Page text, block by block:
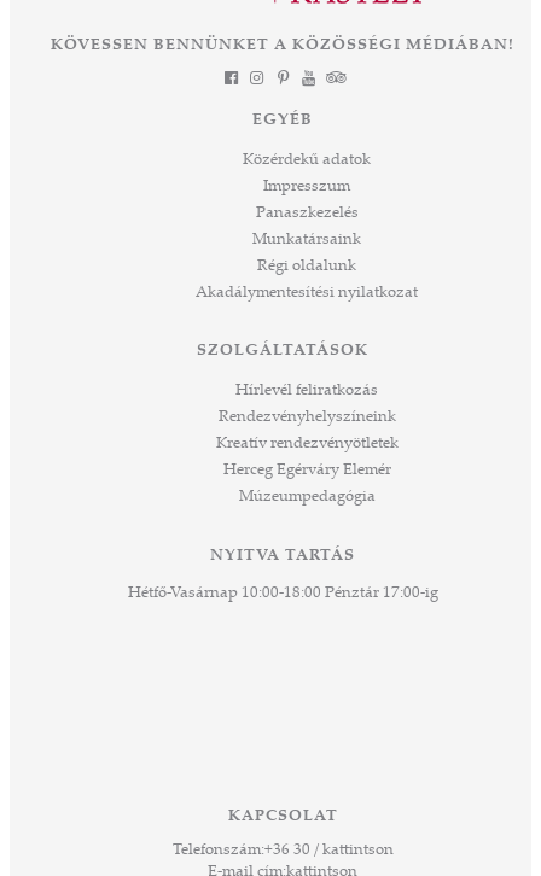
KÖVESSEN BENNÜNKET A KÖZÖSSÉGI MÉDIÁBAN!
EGYÉB
Közérdekű adatok
Impresszum
Panaszkezelés
Munkatársaink
Régi oldalunk
Akadálymentesítési nyilatkozat
SZOLGÁLTATÁSOK
Hírlevél feliratkozás
Rendezvényhelyszíneink
Kreatív rendezvényötletek
Herceg Egérváry Elemér
Múzeumpedagógia
NYITVA TARTÁS
Hétfő-Vasárnap 10:00-18:00 Pénztár 17:00-ig
KAPCSOLAT
Telefonszám:+36 30 / kattintson
E-mail cím:kattintson